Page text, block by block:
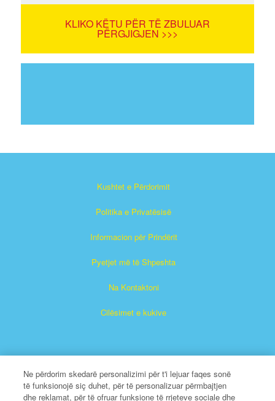
KLIKO KËTU PËR TË ZBULUAR
PËRGJIGJEN >>>
Kushtet e Përdorimit
Politika e Privatësisë
Informacion për Prindërit
Pyetjet më të Shpeshta
Na Kontaktoni
Cilësimet e kukive
Ne përdorim skedarë personalizimi për t'i lejuar faqes sonë
të funksionojë siç duhet, për të personalizuar përmbajtjen
dhe reklamat, për të ofruar funksione të rrjeteve sociale dhe